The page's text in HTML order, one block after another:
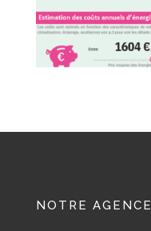
NOTRE AGENCE